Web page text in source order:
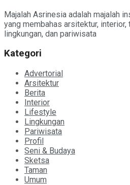
Majalah Asrinesia adalah majalah
yang membahas arsitektur, interior,
lingkungan, dan pariwisata
Kategori
Advertorial
Arsitektur
Berita
Interior
Lifestyle
Lingkungan
Pariwisata
Profil
Seni & Budaya
Sketsa
Taman
Umum